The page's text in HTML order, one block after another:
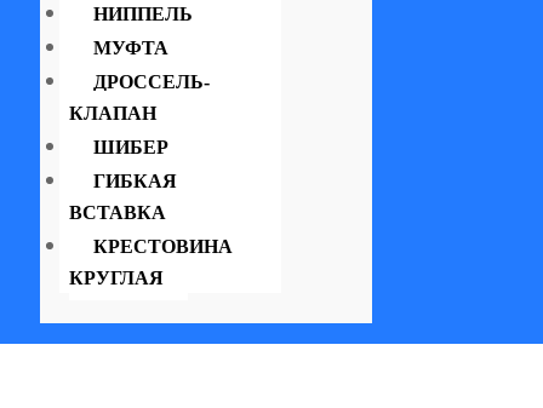
НИППЕЛЬ
МУФТА
ДРОССЕЛЬ-
КЛАПАН
ШИБЕР
ГИБКАЯ
ВСТАВКА
КРЕСТОВИНА
КРУГЛАЯ